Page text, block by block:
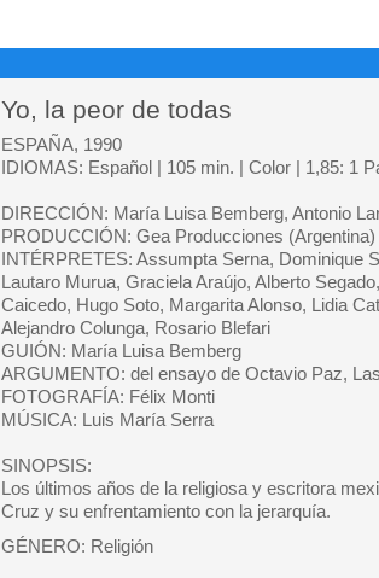
Yo, la peor de todas
ESPAÑA, 1990
IDIOMAS: Español | 105 min. | Color | 1,85: 1
DIRECCIÓN: María Luisa Bemberg, Antonio
PRODUCCIÓN: Gea Producciones (Argentina)
INTÉRPRETES: Assumpta Serna, Dominique
Lautaro Murua, Graciela Araújo, Alberto
Caicedo, Hugo Soto, Margarita Alonso, Lidia
Alejandro Colunga, Rosario Blefari
GUIÓN: María Luisa Bemberg
ARGUMENTO: del ensayo de Octavio Paz,
FOTOGRAFÍA: Félix Monti
MÚSICA: Luis María Serra
SINOPSIS:
Los últimos años de la religiosa y escritora
Cruz y su enfrentamiento con la jerarquía.
GÉNERO: Religión